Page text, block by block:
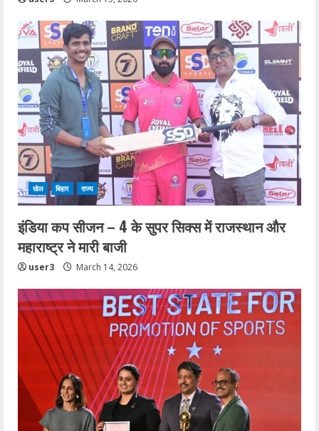
खेल बिहार राज्य
इंडिया कप सीजन – 4 के सुपर सिक्स में राजस्थान और
महाराष्ट्र ने मारी बाजी
user3 March 14, 2026